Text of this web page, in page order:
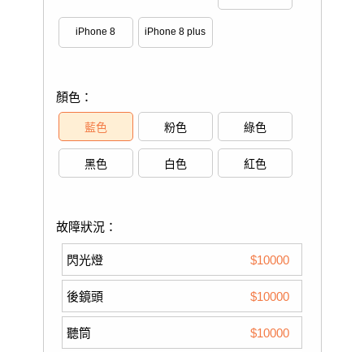
iPhone 8 iPhone 8 plus
顏色：
藍色 粉色 綠色
黑色 白色 紅色
故障狀況：
閃光燈 $10000
後鏡頭 $10000
聽筒 $10000